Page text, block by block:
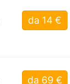
da 14 €
da 69 €